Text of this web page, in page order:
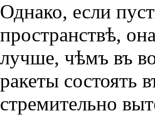
Однако, если
пространствѣ,
лучше, чѣмъ въ
ракеты состоять
стремительно